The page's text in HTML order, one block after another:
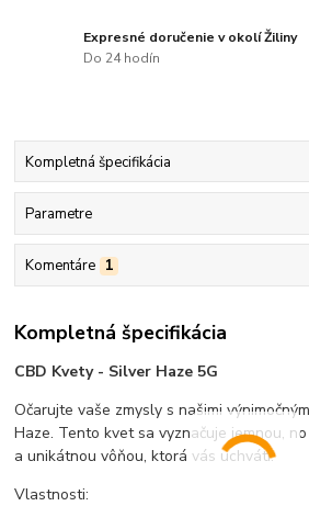
Expresné doručenie v okolí Žiliny
Do 24 hodín
Kompletná špecifikácia
Parametre
Komentáre 1
Kompletná špecifikácia
CBD Kvety - Silver Haze 5G
Očarujte vaše zmysly s našimi
Haze. Tento kvet sa vyznačuje jemnou,
a unikátnou vôňou, ktorá vás uchváti.
Vlastnosti: